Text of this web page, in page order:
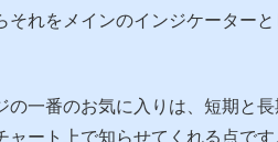
それをメインのインジケーター
の一番のお気に入りは、短期と
ャート上で知らせてくれる点です